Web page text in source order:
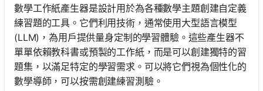
數學工作紙產生器是設計用於為各種數學主題創建自定義
練習題的工具。它們利用技術，通常使用大型語言模型
(LLM)，為用戶提供量身定制的學習體驗。這些產生器不
單單依賴教科書或預製的工作紙，而是可以創建獨特的習
題集，以滿足特定的學習需求。可以將它們視為個性化的
數學導師，可以按需創建練習測驗。